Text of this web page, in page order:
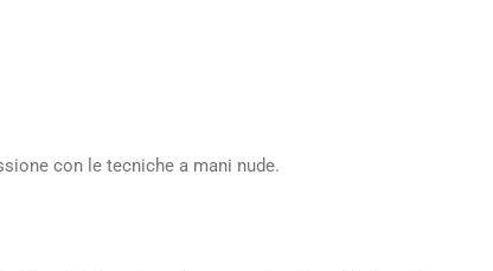
con le tecniche a mani nude.